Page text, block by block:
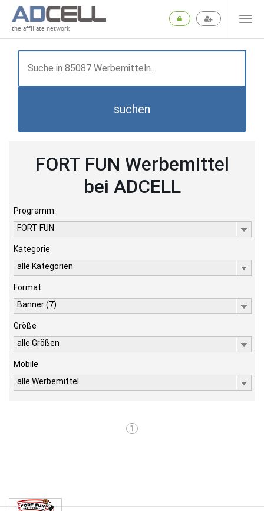
the affiliate network
suchen
FORT FUN Werbemittel
bei ADCELL
Programm
FORT FUN
Kategorie
alle Kategorien
Format
Banner (7)
Größe
alle Größen
Mobile
alle Werbemittel
1